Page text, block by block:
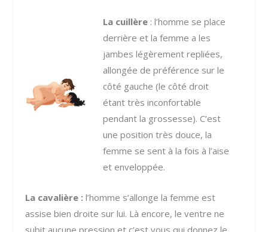
La cuillère : l’homme se place
derrière et la femme a les
jambes légèrement repliées,
allongée de préférence sur le
côté gauche (le côté droit
étant très inconfortable
pendant la grossesse). C’est
une position très douce, la
femme se sent à la fois à l’aise
et enveloppée.
La cavalière :l’homme s’allonge la femme est
assise bien droite sur lui. Là encore, le ventre ne
subit aucune pression et c’est vous qui donnez le